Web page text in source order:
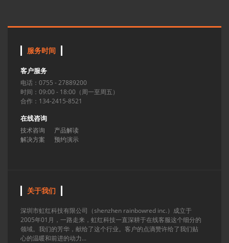
服务时间
客户服务
电话：0755 - 27889200
时间：09:00 - 18:00（周一至周五）
合作：134-2415-8521
在线咨询
技术咨询
产品解读
解决方案
预约演示
关于我们
深圳市虹红科技有限公司（shenzhen rainbowred inc.）成立于
2005年01月，一路走来，虹红科技一直深耕于在线客服这个细分的
领域。我们的芳华，献给了这个行业。客户的点滴赞许给了我们贴
心的温暖和前进的动力...